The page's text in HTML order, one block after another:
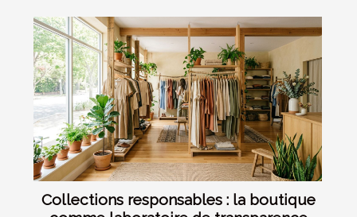
Collections responsables : la boutique